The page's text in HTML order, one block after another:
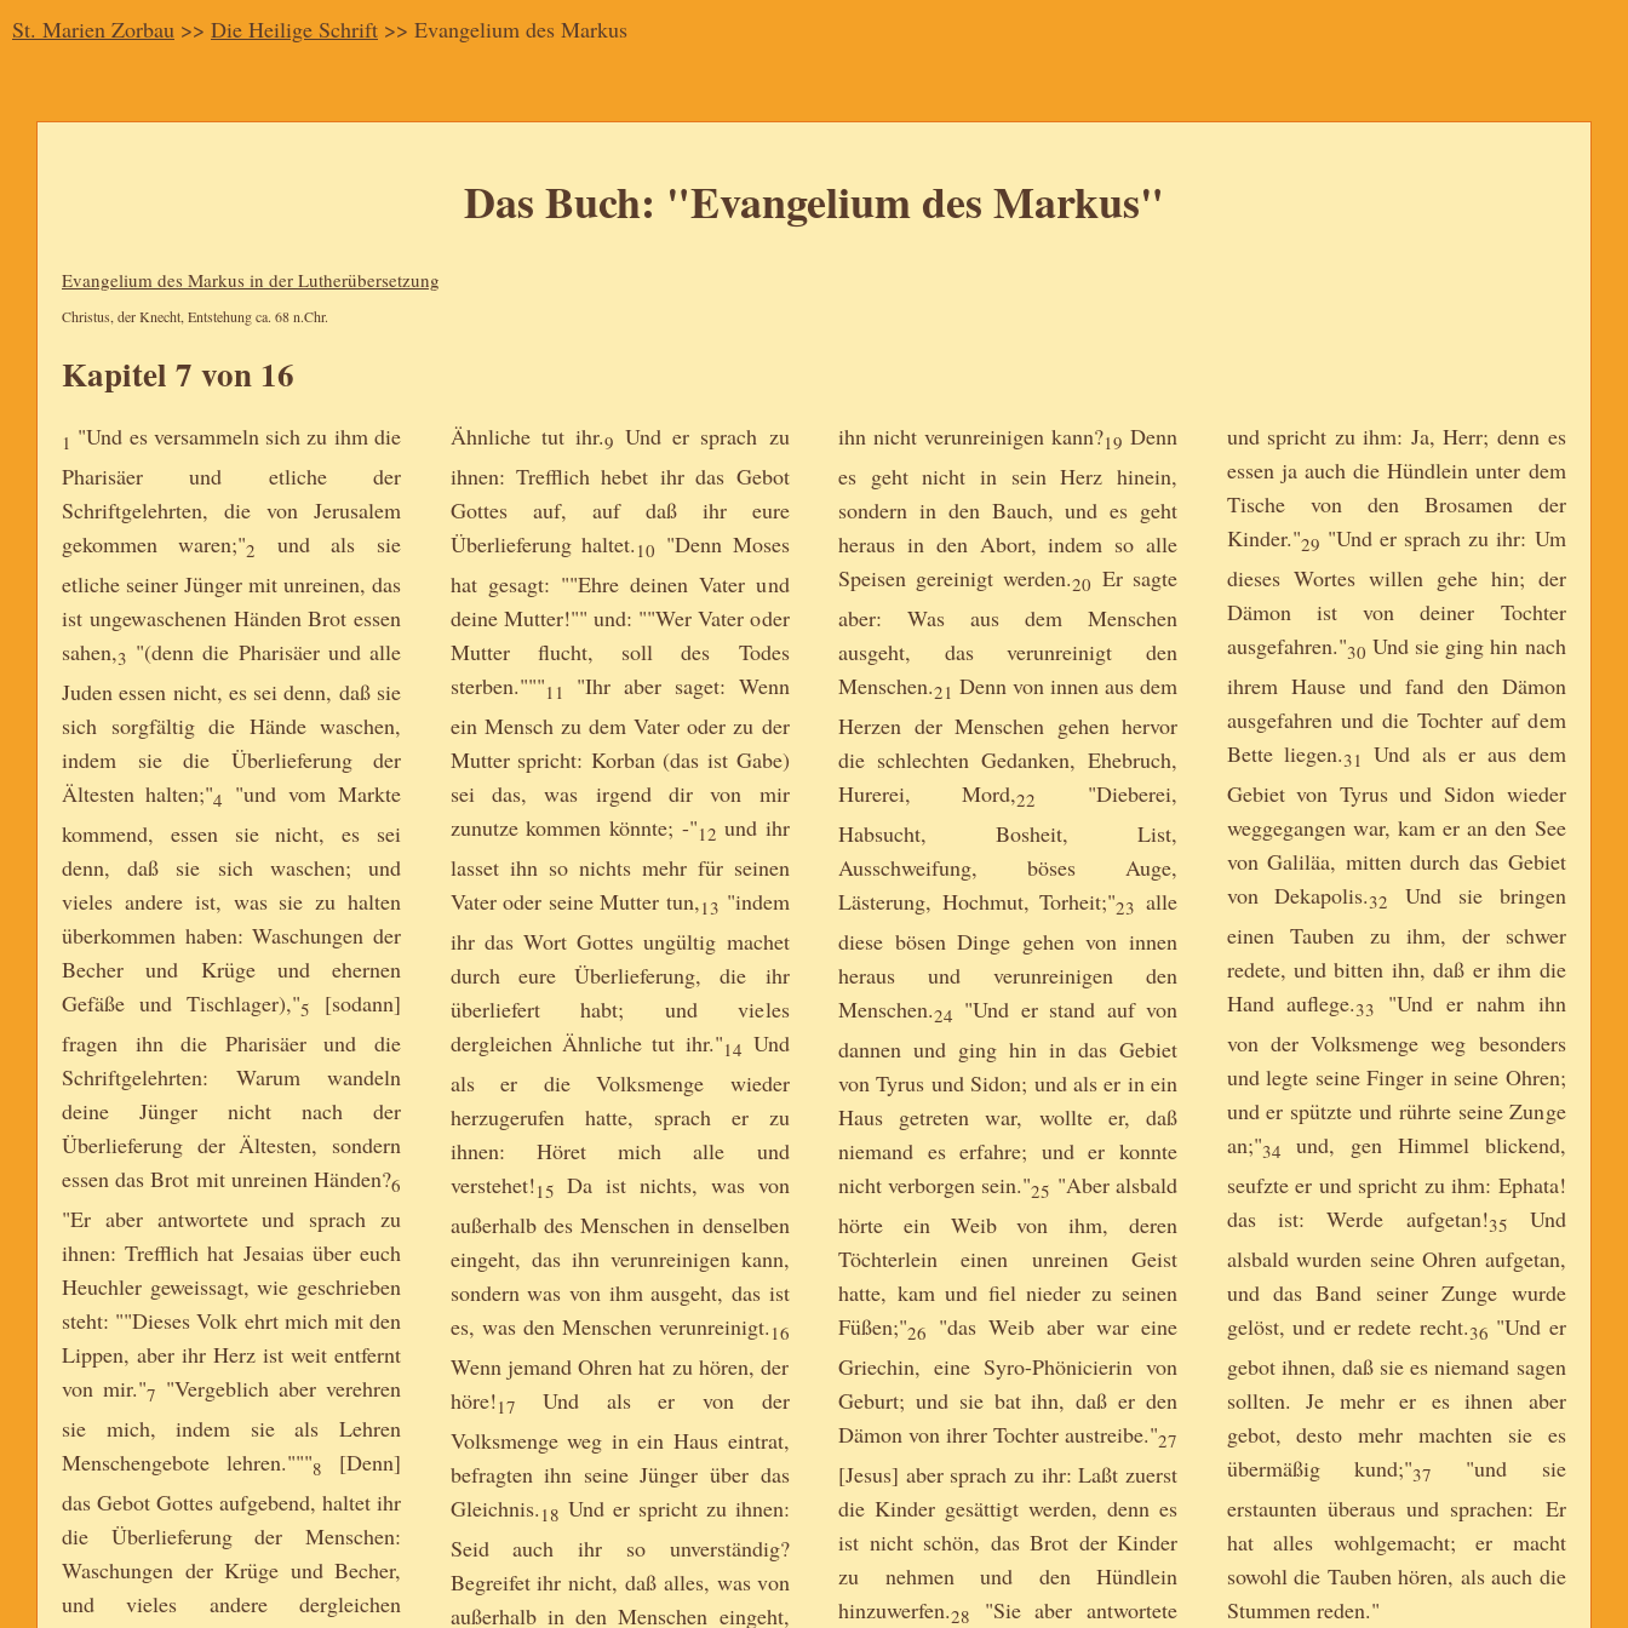
Das Buch: "Evangelium des Markus"
Evangelium des Markus in der Lutherübersetzung
Christus, der Knecht, Entstehung ca. 68 n.Chr.
Kapitel 7 von 16
1 "Und es versammeln sich zu ihm die
Pharisäer und etliche der
Schriftgelehrten, die von Jerusalem
gekommen waren;"2
und als sie
etliche seiner Jünger mit unreinen, das
ist ungewaschenen Händen Brot essen
sahen,3 "(denn die Pharisäer und alle
Juden essen nicht, es sei denn, daß sie
sich sorgfältig die Hände waschen,
indem sie die Überlieferung der
Ältesten halten;"4 "und vom Markte
kommend, essen sie nicht, es sei
denn, daß sie sich waschen; und
vieles andere ist, was sie zu halten
überkommen haben: Waschungen der
Becher und Krüge und ehernen
Gefäße und Tischlager),"5
[sodann]
fragen ihn die Pharisäer und die
Schriftgelehrten: Warum wandeln
deine Jünger nicht nach der
Überlieferung der Ältesten, sondern
essen das Brot mit unreinen Händen?6
"Er aber antwortete und sprach zu
ihnen: Trefflich hat Jesaias über euch
Heuchler geweissagt, wie geschrieben
steht: ""Dieses Volk ehrt mich mit den
Lippen, aber ihr Herz ist weit entfernt
von mir."7 "Vergeblich aber verehren
sie mich, indem sie als Lehren
Menschengebote lehren."""8
[Denn]
das Gebot Gottes aufgebend, haltet ihr
die Überlieferung der Menschen:
Waschungen der Krüge und Becher,
und vieles andere dergleichen
Ähnliche tut ihr.9 Und er sprach zu
ihnen: Trefflich hebet ihr das Gebot
Gottes auf, auf daß ihr eure
Überlieferung haltet. 10 "Denn Moses
hat gesagt: ""Ehre deinen Vater und
deine Mutter!"" und: ""Wer Vater oder
Mutter flucht, soll des Todes
sterben."""11
"Ihr aber saget: Wenn
ein Mensch zu dem Vater oder zu der
Mutter spricht: Korban (das ist Gabe)
sei das, was irgend dir von mir
zunutze kommen könnte; -"12 und ihr
lasset ihn so nichts mehr für seinen
Vater oder seine Mutter tun, 13 "indem
ihr das Wort Gottes ungültig machet
durch eure Überlieferung, die ihr
überliefert habt; und vieles
dergleichen Ähnliche tut ihr."14 Und
als er die Volksmenge wieder
herzugerufen hatte, sprach er zu
ihnen: Höret mich alle und
verstehet!15 Da ist nichts, was von
außerhalb des Menschen in denselben
eingeht, das ihn verunreinigen kann,
sondern was von ihm ausgeht, das ist
es, was den Menschen verunreinigt. 16
Wenn jemand Ohren hat zu hören, der
höre!17
Und als er von der
Volksmenge weg in ein Haus eintrat,
befragten ihn seine Jünger über das
Gleichnis. 18 Und er spricht zu ihnen:
Seid auch ihr so unverständig?
Begreifet ihr nicht, daß alles, was von
außerhalb in den Menschen eingeht,
ihn nicht verunreinigen kann?19 Denn
es geht nicht in sein Herz hinein,
sondern in den Bauch, und es geht
heraus in den Abort, indem so alle
Speisen gereinigt werden.20 Er sagte
aber: Was aus dem Menschen
ausgeht, das verunreinigt den
Menschen.21 Denn von innen aus dem
Herzen der Menschen gehen hervor
die schlechten Gedanken, Ehebruch,
Hurerei, Mord,22
"Dieberei,
Habsucht, Bosheit, List,
Ausschweifung, böses Auge,
Lästerung, Hochmut, Torheit;"23 alle
diese bösen Dinge gehen von innen
heraus und verunreinigen den
Menschen.24 "Und er stand auf von
dannen und ging hin in das Gebiet
von Tyrus und Sidon; und als er in ein
Haus getreten war, wollte er, daß
niemand es erfahre; und er konnte
nicht verborgen sein."25 "Aber alsbald
hörte ein Weib von ihm, deren
Töchterlein einen unreinen Geist
hatte, kam und fiel nieder zu seinen
Füßen;"26 "das Weib aber war eine
Griechin, eine Syro-Phönicierin von
Geburt; und sie bat ihn, daß er den
Dämon von ihrer Tochter austreibe."27
[Jesus] aber sprach zu ihr: Laßt zuerst
die Kinder gesättigt werden, denn es
ist nicht schön, das Brot der Kinder
zu nehmen und den Hündlein
hinzuwerfen.28 "Sie aber antwortete
und spricht zu ihm: Ja, Herr; denn es
essen ja auch die Hündlein unter dem
Tische von den Brosamen der
Kinder."29 "Und er sprach zu ihr: Um
dieses Wortes willen gehe hin; der
Dämon ist von deiner Tochter
ausgefahren."30 Und sie ging hin nach
ihrem Hause und fand den Dämon
ausgefahren und die Tochter auf dem
Bette liegen.31 Und als er aus dem
Gebiet von Tyrus und Sidon wieder
weggegangen war, kam er an den See
von Galiläa, mitten durch das Gebiet
von Dekapolis.32
Und sie bringen
einen Tauben zu ihm, der schwer
redete, und bitten ihn, daß er ihm die
Hand auflege.33
"Und er nahm ihn
von der Volksmenge weg besonders
und legte seine Finger in seine Ohren;
und er spützte und rührte seine Zunge
an;"34
und, gen Himmel blickend,
seufzte er und spricht zu ihm: Ephata!
das ist: Werde aufgetan!35
Und
alsbald wurden seine Ohren aufgetan,
und das Band seiner Zunge wurde
gelöst, und er redete recht.36 "Und er
gebot ihnen, daß sie es niemand sagen
sollten. Je mehr er es ihnen aber
gebot, desto mehr machten sie es
übermäßig kund;"37
"und sie
erstaunten überaus und sprachen: Er
hat alles wohlgemacht; er macht
sowohl die Tauben hören, als auch die
Stummen reden."
St. Marien Zorbau >> Die Heilige Schrift >> Evangelium des Markus